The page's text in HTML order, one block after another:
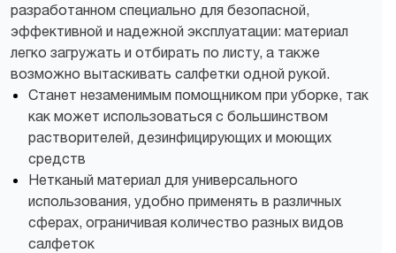
разработанном специально для безопасной,
эффективной и надежной эксплуатации: материал
легко загружать и отбирать по листу, а также
возможно вытаскивать салфетки одной рукой.
Станет незаменимым помощником при уборке, так
как может использоваться с большинством
растворителей, дезинфицирующих и моющих
средств
Нетканый материал для универсального
использования, удобно применять в различных
сферах, ограничивая количество разных видов
салфеток